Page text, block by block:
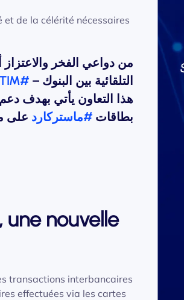
de la célérité nécessaires
من دواعي الفخر والاعتزاز
التلقائية بين البنوك – #SATIM
هذا التعاون يأتي بهدف
بطاقات #ماستركارد على
nouvelle
transactions interbancaires
effectuées via les cartes